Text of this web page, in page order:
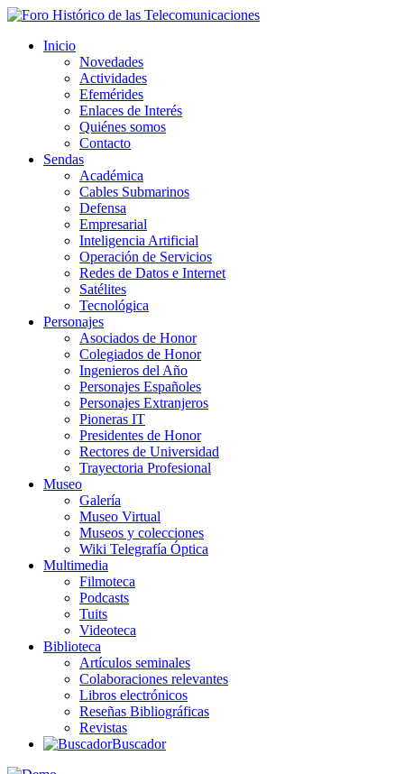
Inicio
Novedades
Actividades
Efemérides
Enlaces de Interés
Quiénes somos
Contacto
Sendas
Académica
Cables Submarinos
Defensa
Empresarial
Inteligencia Artificial
Operación de Servicios
Redes de Datos e Internet
Satélites
Tecnológica
Personajes
Asociados de Honor
Colegiados de Honor
Ingenieros del Año
Personajes Españoles
Personajes Extranjeros
Pioneras IT
Presidentes de Honor
Rectores de Universidad
Trayectoria Profesional
Museo
Galería
Museo Virtual
Museos y colecciones
Wiki Telegrafía Óptica
Multimedia
Filmoteca
Podcasts
Tuits
Videoteca
Biblioteca
Artículos seminales
Colaboraciones relevantes
Libros electrónicos
Reseñas Bibliográficas
Revistas
Buscador